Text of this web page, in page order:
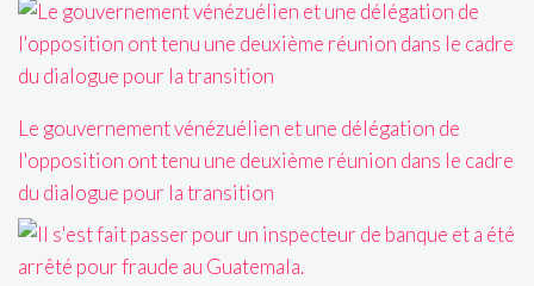
Le gouvernement vénézuélien et une délégation de
l'opposition ont tenu une deuxième réunion dans le cadre
du dialogue pour la transition